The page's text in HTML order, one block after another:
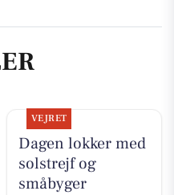
VEJRET
Dagen lokker med
solstrejf og
småbyger